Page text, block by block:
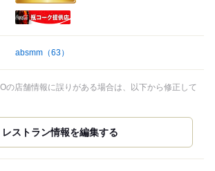
absmm （63）
の店舗情報に誤りがある場合は、以下から修正して